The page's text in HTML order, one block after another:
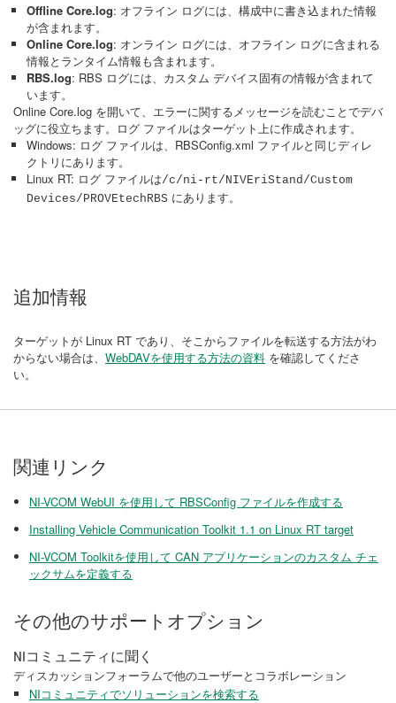
Offline Core.log: オフライン ログには、構成中に書き込まれた情報
が含まれます。
Online Core.log: オンライン ログには、オフライン ログに含まれる
情報とランタイム情報も含まれます。
RBS.log: RBS ログには、カスタム デバイス固有の情報が含まれて
います。
Online Core.log を開いて、エラーに関するメッセージを読むことでデバ
ッグに役立ちます。ログ ファイルはターゲット上に作成されます。
Windows: ログ ファイルは、RBSConfig.xml ファイルと同じディレ
クトリにあります。
Linux RT: ログ ファイルは/c/ni-rt/NIVEriStand/Custom
Devices/PROVEtechRBS にあります。
追加情報
ターゲットが Linux RT であり、そこからファイルを転送する方法がわ
からない場合は、 WebDAVを使用する方法の資料 を確認してくださ
い。
関連リンク
NI-VCOM WebUI を使用して RBSConfig ファイルを作成する
Installing Vehicle Communication Toolkit 1.1 on Linux RT target
NI-VCOM Toolkitを使用して CAN アプリケーションのカスタム チェ
ックサムを定義する
その他のサポートオプション
NIコミュニティに聞く
ディスカッションフォーラムで他のユーザーとコラボレーション
NIコミュニティでソリューションを検索する